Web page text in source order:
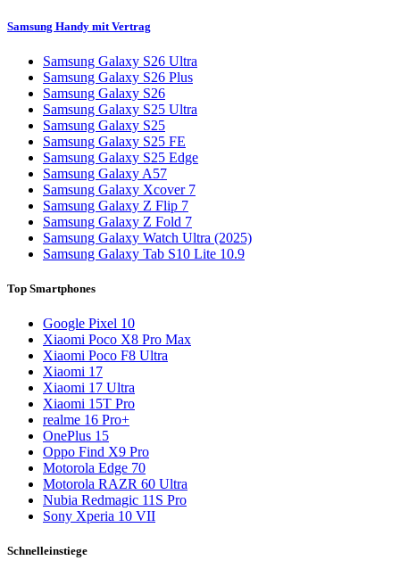
Samsung Handy mit Vertrag
Samsung Galaxy S26 Ultra
Samsung Galaxy S26 Plus
Samsung Galaxy S26
Samsung Galaxy S25 Ultra
Samsung Galaxy S25
Samsung Galaxy S25 FE
Samsung Galaxy S25 Edge
Samsung Galaxy A57
Samsung Galaxy Xcover 7
Samsung Galaxy Z Flip 7
Samsung Galaxy Z Fold 7
Samsung Galaxy Watch Ultra (2025)
Samsung Galaxy Tab S10 Lite 10.9
Top Smartphones
Google Pixel 10
Xiaomi Poco X8 Pro Max
Xiaomi Poco F8 Ultra
Xiaomi 17
Xiaomi 17 Ultra
Xiaomi 15T Pro
realme 16 Pro+
OnePlus 15
Oppo Find X9 Pro
Motorola Edge 70
Motorola RAZR 60 Ultra
Nubia Redmagic 11S Pro
Sony Xperia 10 VII
Schnelleinstiege